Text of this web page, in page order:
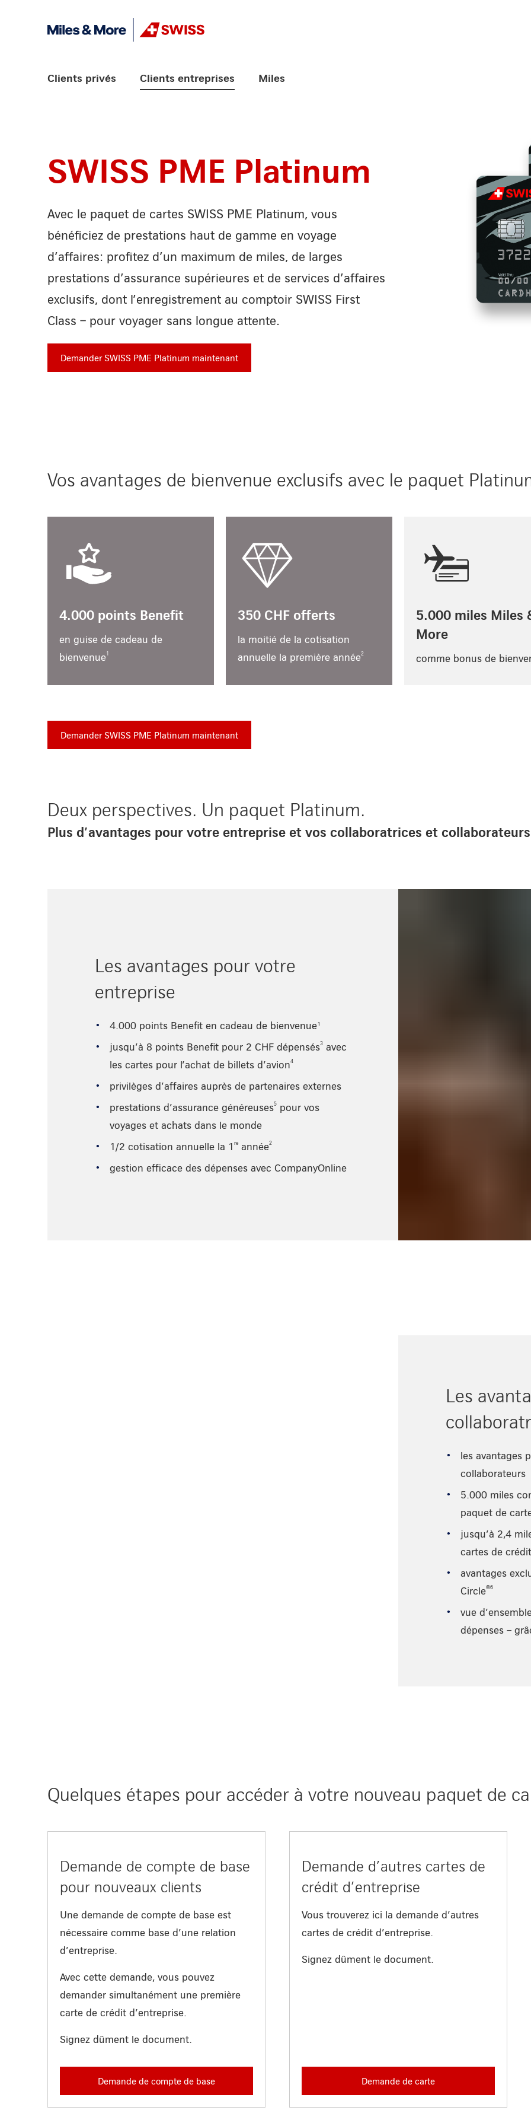
Logo
Clients privés Clients entreprises Miles
SWISS PME Platinum
Avec le paquet de cartes SWISS PME Platinum, vous
bénéficiez de prestations haut de gamme en voyage
d’affaires: profitez d’un maximum de miles, de larges
prestations d’assurance supérieures et de services d’affaires
exclusifs, dont l’enregistrement au comptoir SWISS First
Class – pour voyager sans longue attente.
Demander SWISS PME Platinum maintenant
Vos avantages de bienvenue exclusifs avec le paquet
4.000 points Benefit
en guise de cadeau de
bienvenue1
350 CHF offerts
la moitié de la cotisation
annuelle la première année2
5.000 miles Miles
More
comme bonus de
Demander SWISS PME Platinum maintenant
Deux perspectives. Un paquet Platinum.
Plus d’avantages pour votre entreprise et vos collaboratrices et
Les avantages pour votre
entreprise
4.000 points Benefit en cadeau de bienvenue¹
jusqu’à 8 points Benefit pour 2 CHF dépensés3 avec
les cartes pour l’achat de billets d’avion4
privilèges d’affaires auprès de partenaires externes
prestations d’assurance généreuses5 pour vos
voyages et achats dans le monde
1/2 cotisation annuelle la 1 re année2
gestion efficace des dépenses avec CompanyOnline
Les
les avantages
collaborateurs
5.000 miles
paquet de
jusqu’à 2,4
cartes de
avantages
Circle®6
vue
dépenses –
Quelques étapes pour accéder à votre nouveau paquet de
Demande de compte de base
pour nouveaux clients
Une demande de compte de base est
nécessaire comme base d’une relation
d’entreprise.
Avec cette demande, vous pouvez
demander simultanément une première
carte de crédit d’entreprise.
Signez dûment le document.
Demande de compte de base
Demande d’autres cartes de
crédit d’entreprise
Vous trouverez ici la demande d’autres
cartes de crédit d’entreprise.
Signez dûment le document.
Demande de carte